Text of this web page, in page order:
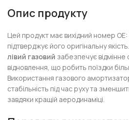
Опис продукту
Цей продукт має вихідний номер
підтверджує його оригінальну
лівий газовий забезпечує відмінне
відновлення, що робить поїздки
Використання газового
стабільність під час руху та
завдяки кращій аеродинаміці.